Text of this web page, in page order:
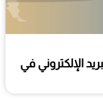
الإلكتروني في